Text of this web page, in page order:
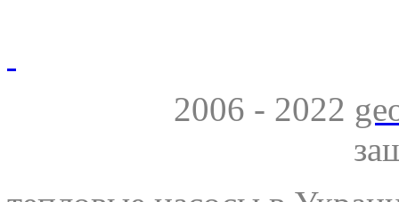
2006 - 2022